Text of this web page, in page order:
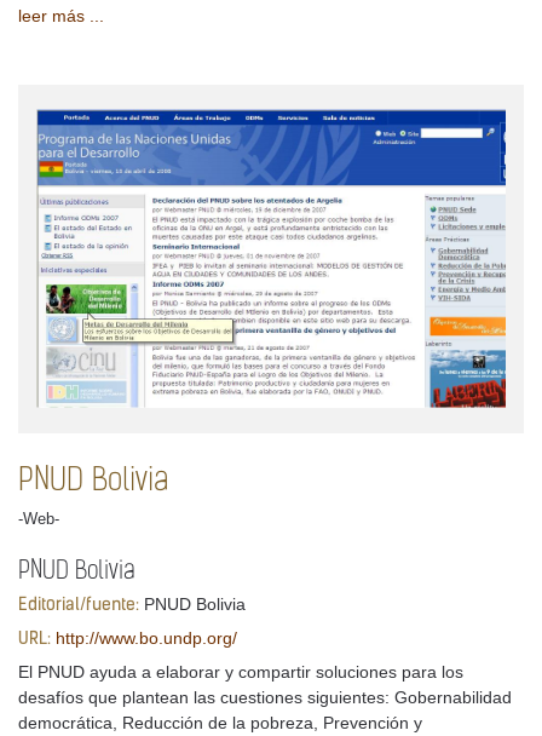
leer más ...
PNUD Bolivia
-Web-
PNUD Bolivia
Editorial/fuente: PNUD Bolivia
URL: http://www.bo.undp.org/
El PNUD ayuda a elaborar y compartir soluciones para los
desafíos que plantean las cuestiones siguientes: Gobernabilidad
democrática, Reducción de la pobreza, Prevención y